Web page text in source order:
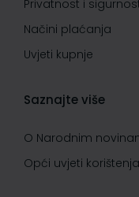
Privatnost i
Načini plaćanja
Uvjeti kupnje
Saznajte više
O Narodnim
Opći uvjeti korištenja